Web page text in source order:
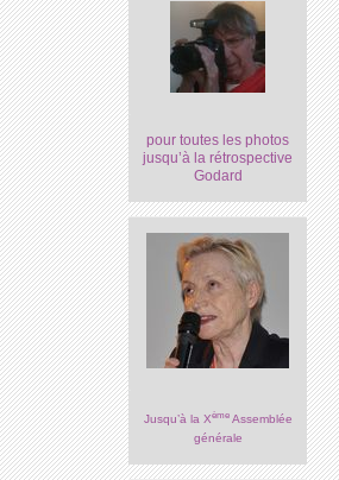
pour toutes les photos
jusqu’à la rétrospective
Godard
Jusqu’à la XèmeAssemblée
générale